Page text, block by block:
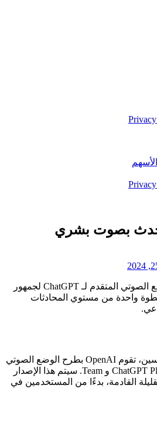
أطلقت OpenAI أخيرًا الوضع الصوتي المتقدم لـ ChatGPT لجمهور
واحدة من مستوي المحادثات
بعد أشهر من الاختبار والتحسين، تقوم OpenAI بطرح الوضع الصوتي
المتقدم لجميع مشتركي ChatGPT Plus و Team. سيتم هذا الإصدار
القادمة، بدءًا من المستخدمين في